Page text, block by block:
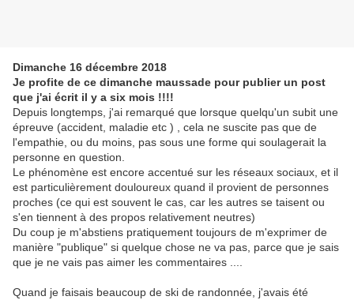
Dimanche 16 décembre 2018
Je profite de ce dimanche maussade pour publier un post
que j'ai écrit il y a six mois !!!!
Depuis longtemps, j'ai remarqué que lorsque quelqu'un subit une
épreuve (accident, maladie etc ) , cela ne suscite pas que de
l'empathie, ou du moins, pas sous une forme qui soulagerait la
personne en question.
Le phénomène est encore accentué sur les réseaux sociaux, et il
est particulièrement douloureux quand il provient de personnes
proches (ce qui est souvent le cas, car les autres se taisent ou
s'en tiennent à des propos relativement neutres)
Du coup je m'abstiens pratiquement toujours de m'exprimer de
manière "publique" si quelque chose ne va pas, parce que je sais
que je ne vais pas aimer les commentaires ....
Quand je faisais beaucoup de ski de randonnée, j'avais été